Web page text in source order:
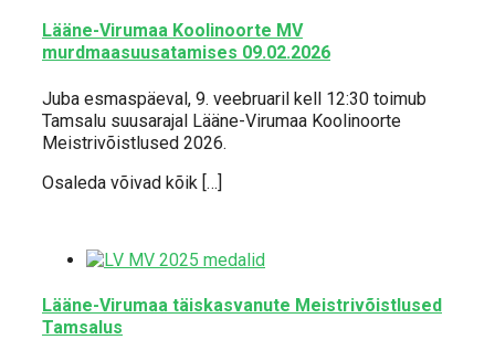
Lääne-Virumaa Koolinoorte MV
murdmaasuusatamises 09.02.2026
Juba esmaspäeval, 9. veebruaril kell 12:30 toimub
Tamsalu suusarajal Lääne-Virumaa Koolinoorte
Meistrivõistlused 2026.
Osaleda võivad kõik […]
Lääne-Virumaa täiskasvanute Meistrivõistlused
Tamsalus